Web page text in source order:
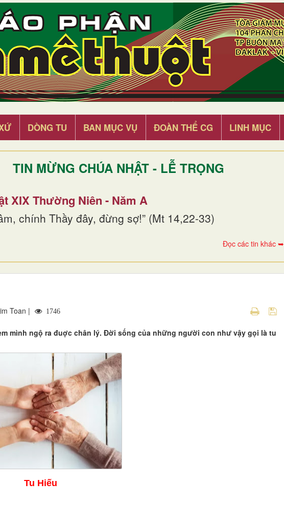
DÒNG TU BAN MỤC VỤ ĐOÀN THỂ CG LINH MỤC
TIN MỪNG CHÚA NHẬT - LỄ TRỌNG
XIX Thường Niên - Năm A
chính Thầy đây, đừng sợ!” (Mt 14,22-33)
Đọc các tin khác ➥
Toan | 1746
mình ngộ ra đuợc chân lý. Đời sống của những người con như vậy gọi là tu
Tu Hiếu